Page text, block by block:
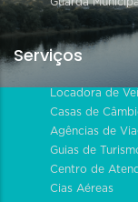
Serviços
Locadora de
Casas de
Agências de
Guias de
Centro de
Cias Aéreas